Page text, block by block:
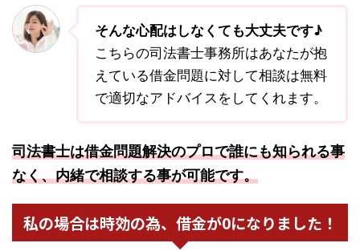
そんな心配はしなくても大丈夫です♪
こちらの司法書士事務所はあなたが抱
えている借金問題に対して相談は無料
で適切なアドバイスをしてくれます。
司法書士は借金問題解決のプロで誰にも知られる事
なく、内緒で相談する事が可能です。
私の場合は時効の為、借金が0になりました！